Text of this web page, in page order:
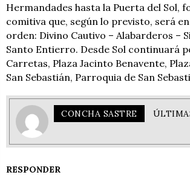
Hermandades hasta la Puerta del Sol,
comitiva que, según lo previsto, será
orden: Divino Cautivo – Alabarderos –
Santo Entierro. Desde Sol continuará
Carretas, Plaza Jacinto Benavente,
San Sebastián, Parroquia de San
CONCHA SASTRE
RESPONDER